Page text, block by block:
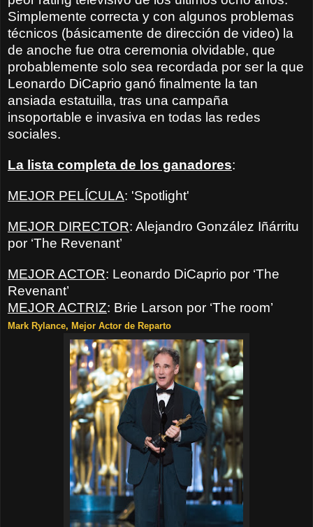
Simplemente correcta y con algunos problemas
técnicos (básicamente de dirección de video) la
de anoche fue otra ceremonia olvidable, que
probablemente solo sea recordada por ser la que
Leonardo DiCaprio ganó finalmente la tan
ansiada estatuilla, tras una campaña
insoportable e invasiva en todas las redes
sociales.
La lista completa de los ganadores:
MEJOR PELÍCULA: 'Spotlight'
MEJOR DIRECTOR: Alejandro González Iñárritu
por ‘The Revenant’
MEJOR ACTOR: Leonardo DiCaprio por ‘The
Revenant’
MEJOR ACTRIZ: Brie Larson por ‘The room’
Mark Rylance, Mejor Actor de Reparto